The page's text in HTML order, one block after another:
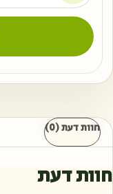
חוות דעת (0)
חוות דעת